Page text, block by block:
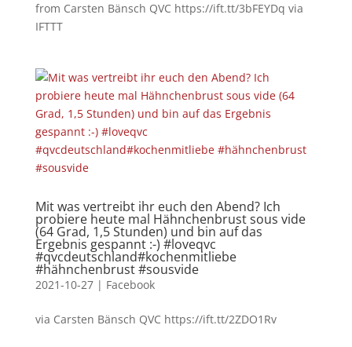
from Carsten Bänsch QVC https://ift.tt/3bFEYDq via
IFTTT
Mit was vertreibt ihr euch den Abend? Ich
probiere heute mal Hähnchenbrust sous vide
(64 Grad, 1,5 Stunden) und bin auf das
Ergebnis gespannt :-) #loveqvc
#qvcdeutschland#kochenmitliebe
#hähnchenbrust #sousvide
2021-10-27| Facebook
via Carsten Bänsch QVC https://ift.tt/2ZDO1Rv